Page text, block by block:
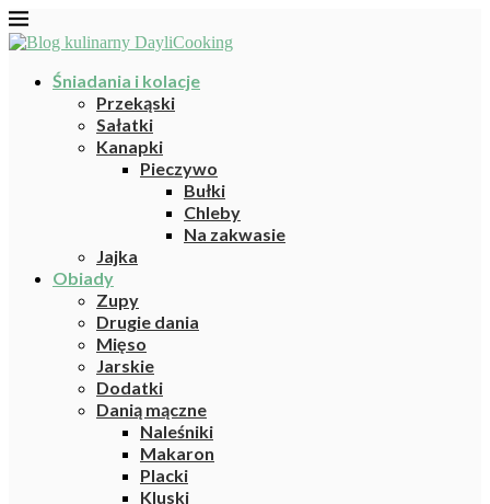
Śniadania i kolacje
Przekąski
Sałatki
Kanapki
Pieczywo
Bułki
Chleby
Na zakwasie
Jajka
Obiady
Zupy
Drugie dania
Mięso
Jarskie
Dodatki
Danią mączne
Naleśniki
Makaron
Placki
Kluski